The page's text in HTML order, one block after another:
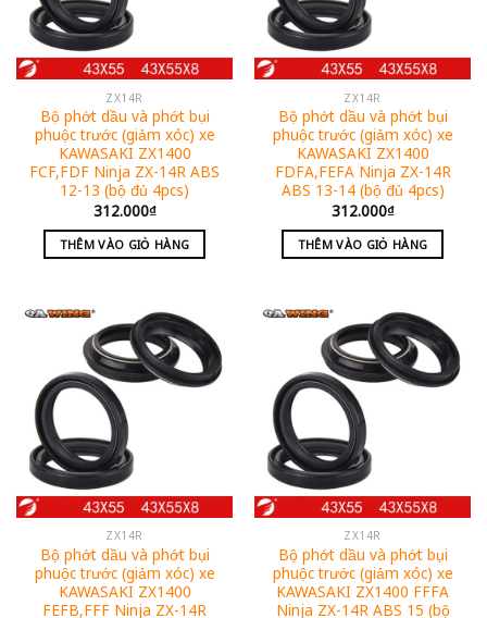
ZX14R
Bộ phớt dầu và phớt bụi
phuộc trước (giảm xóc) xe
KAWASAKI ZX1400
FCF,FDF Ninja ZX-14R ABS
12-13 (bộ đủ 4pcs)
312.000₫
THÊM VÀO GIỎ HÀNG
ZX14R
Bộ phớt dầu và phớt bụi
phuộc trước (giảm xóc) xe
KAWASAKI ZX1400
FDFA,FEFA Ninja ZX-14R
ABS 13-14 (bộ đủ 4pcs)
312.000₫
THÊM VÀO GIỎ HÀNG
ZX14R
Bộ phớt dầu và phớt bụi
phuộc trước (giảm xóc) xe
KAWASAKI ZX1400
FEFB,FFF Ninja ZX-14R
ZX14R
Bộ phớt dầu và phớt bụi
phuộc trước (giảm xóc) xe
KAWASAKI ZX1400 FFFA
Ninja ZX-14R ABS 15 (bộ